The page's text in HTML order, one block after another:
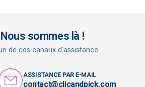
sommes là !
de ces canaux d'assistance
ASSISTANCE PAR E-MAIL
contact@clicandpick.com